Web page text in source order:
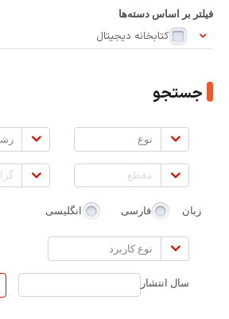
سازی
بر
اساس:
فیلتر بر اساس دسته‌ها
کتابخانه دیجیتال
جستجو
نوع رشته
مقطع
زبان فارسی انگلیسی
نوع
کاربرد
سال انتشار